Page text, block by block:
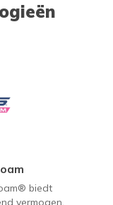
biedt
vermogen.